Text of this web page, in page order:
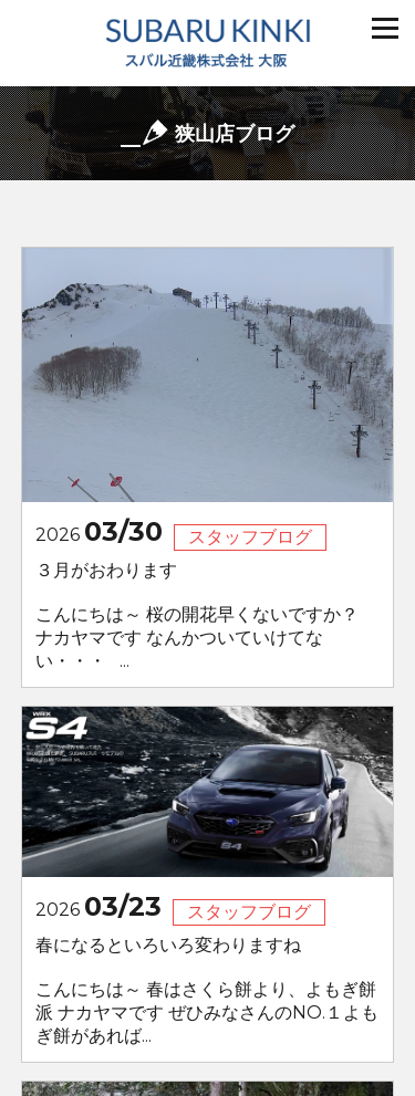
狭山店ブログ
2026 03/30
スタッフブログ
３月がおわります
こんにちは～ 桜の開花早くないですか？
ナカヤマです なんかついていけてな
い・・・ ...
2026 03/23
スタッフブログ
春になるといろいろ変わりますね
こんにちは～ 春はさくら餅より、よもぎ餅
派 ナカヤマです ぜひみなさんのNO.１よも
ぎ餅があれば...